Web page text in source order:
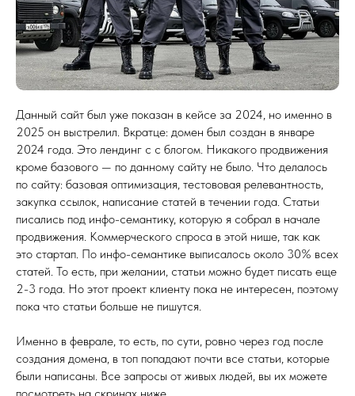
Данный сайт был уже показан в кейсе за 2024, но именно в
2025 он выстрелил. Вкратце: домен был создан в январе
2024 года. Это лендинг с с блогом. Никакого продвижения
кроме базового — по данному сайту не было. Что делалось
по сайту: базовая оптимизация, тестововая релевантность,
закупка ссылок, написание статей в течении года. Статьи
писались под инфо-семантику, которую я собрал в начале
продвижения. Коммерческого спроса в этой нише, так как
это стартап. По инфо-семантике выписалось около 30% всех
статей. То есть, при желании, статьи можно будет писать еще
2-3 года. Но этот проект клиенту пока не интересен, поэтому
пока что статьи больше не пишутся.
Именно в феврале, то есть, по сути, ровно через год после
создания домена, в топ попадают почти все статьи, которые
были написаны. Все запросы от живых людей, вы их можете